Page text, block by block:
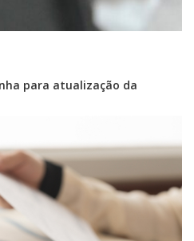
para atualização da